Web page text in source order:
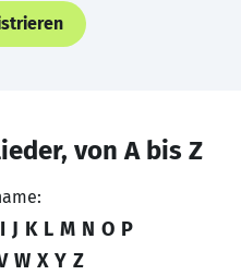
von A bis Z
I J K L M N O P
W X Y Z